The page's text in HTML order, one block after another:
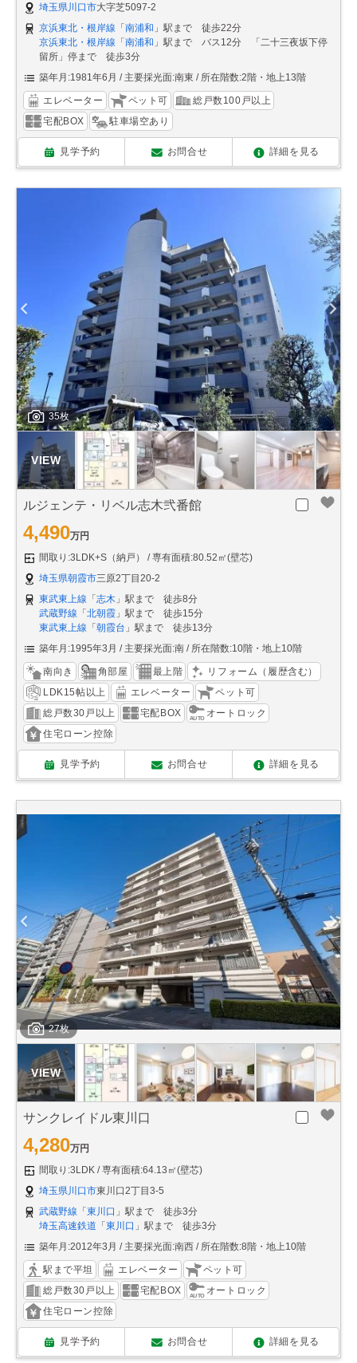
埼玉県川口市大字芝5097-2
京浜東北・根岸線 「南浦和 」駅まで 徒歩22分
京浜東北・根岸線 「南浦和 」駅まで バス12分 「二十三夜坂下停
留所」停まで 徒歩3分
築年月:1981年6月
主要採光面:南東 所在階数:2階・地上13階
エレベーター ペット可
総戸数100戸以上
宅配BOX
駐車場空あり
見学予約 お問合せ 詳細を見る
35枚
ルジェンテ・リベル志木弐番館
4,490万円
間取り:3LDK+S（納戸）
専有面積:80.52㎡(壁芯)
埼玉県朝霞市三原2丁目20-2
東武東上線 「 志木 」駅まで 徒歩8分
武蔵野線 「 北朝霞 」駅まで 徒歩15分
東武東上線 「 朝霞台 」駅まで 徒歩13分
築年月:1995年3月
主要採光面:南 所在階数:10階・地上10階
南向き 角部屋 最上階
リフォーム（履歴含む）
LDK15帖以上
エレベーター
ペット可
総戸数30戸以上
宅配BOX
オートロック
住宅ローン控除
見学予約 お問合せ 詳細を見る
27枚
サンクレイドル東川口
4,280万円
間取り:3LDK
専有面積:64.13㎡(壁芯)
埼玉県川口市東川口2丁目3-5
武蔵野線 「 東川口 」駅まで 徒歩3分
埼玉高速鉄道 「 東川口 」駅まで 徒歩3分
築年月:2012年3月
主要採光面:南西 所在階数:8階・地上10階
駅まで平坦 エレベーター
ペット可
総戸数30戸以上
宅配BOX
オートロック
住宅ローン控除
見学予約 お問合せ 詳細を見る